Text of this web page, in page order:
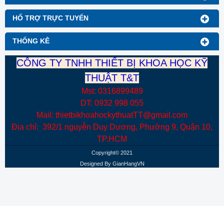
HỔ TRỢ TRỰC TUYẾN
THỐNG KÊ
CÔNG TY TNHH THIẾT BỊ KHOA HỌC KỸ
THUẬT T&T
Mst: 0316899489
DT: 0932 998 055
Mail: thietbikhoahockythuatTT@gmail.com
Địa chỉ: 392/1 nguyễn Duy Dương, Phường 9, Quận 10,
TP.HCM
Copyright© 2021
Designed By GianHangVN